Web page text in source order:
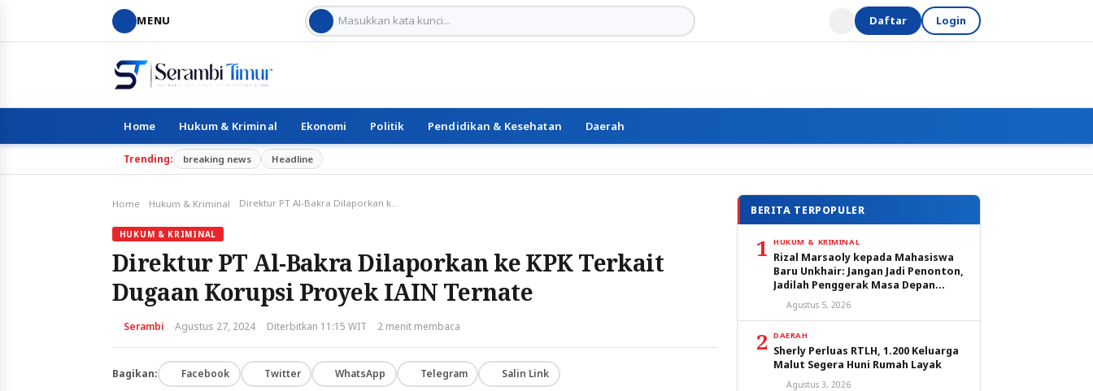
MENU Daftar Login
Home Hukum & Kriminal Ekonomi Politik Pendidikan & Kesehatan Daerah
Trending: breaking news Headline
Home Hukum & Kriminal Direktur PT Al-Bakra Dilaporkan ke KPK Terkait Dugaan Korupsi Proyek IAIN Ternate
HUKUM & KRIMINAL
Direktur PT Al-Bakra Dilaporkan ke KPK Terkait
Dugaan Korupsi Proyek IAIN Ternate
Serambi Agustus 27, 2024 Diterbitkan 11:15 WIT 2 menit membaca
Bagikan: Facebook Twitter WhatsApp Telegram Salin Link
BERITA TERPOPULER
1 HUKUM & KRIMINAL
Rizal Marsaoly kepada Mahasiswa
Baru Unkhair: Jangan Jadi Penonton,
Jadilah Penggerak Masa Depan
Ternate dan Maluku Utara
Agustus 5, 2026
2 DAERAH
Sherly Perluas RTLH, 1.200 Keluarga
Malut Segera Huni Rumah Layak
Agustus 3, 2026